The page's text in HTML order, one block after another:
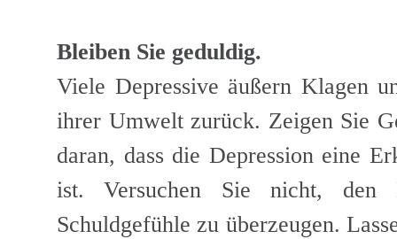
Bleiben Sie geduldig.
Viele Depressive äußern Klagen
ihrer Umwelt zurück. Zeigen Sie
daran, dass die Depression eine
ist. Versuchen Sie nicht, den
Schuldgefühle zu überzeugen.